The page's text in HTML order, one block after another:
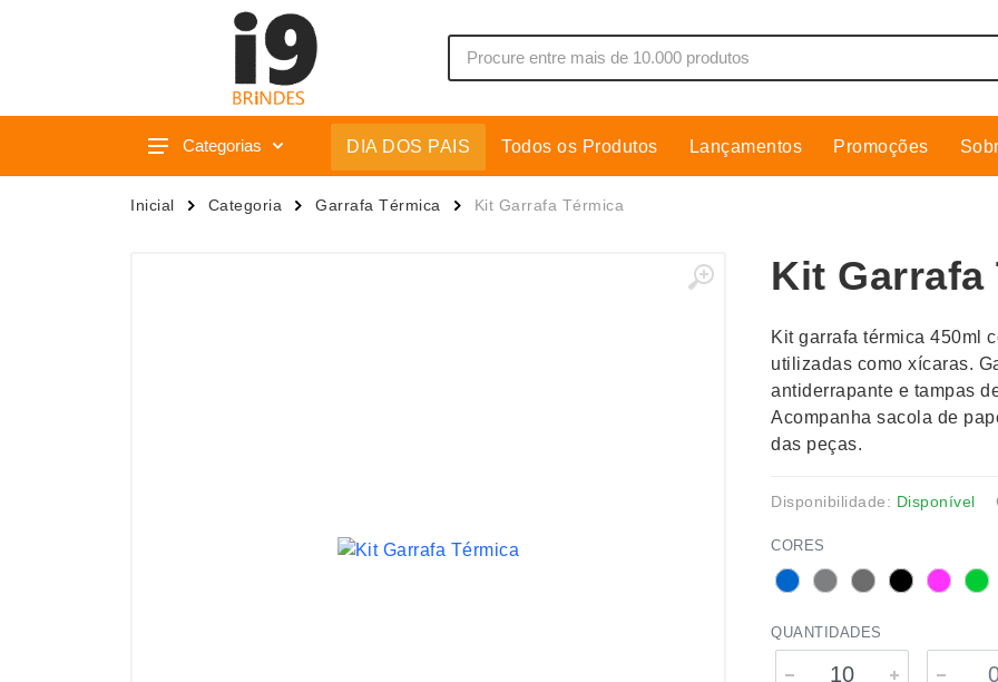
Categorias
Acessórios p/ Celular
Caixas de Som
Cooler
Cozinha
Cuidados Pessoais
Escritório
Espelhos
DIA DOS PAIS Todos os Produtos Lançamentos Promoções
Inicial Categoria Garrafa Térmica Kit Garrafa Térmica
Kit Garrafa
Kit garrafa térmica 450ml
utilizadas como xícaras.
antiderrapante e tampas
Acompanha sacola de
das peças.
Disponibilidade: Disponível
CORES
QUANTIDADES